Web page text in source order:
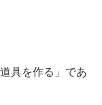
具を作る」であ